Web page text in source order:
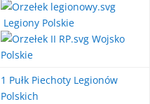
Legiony Polskie
Wojsko
Polskie
1 Pułk Piechoty Legionów
Polskich